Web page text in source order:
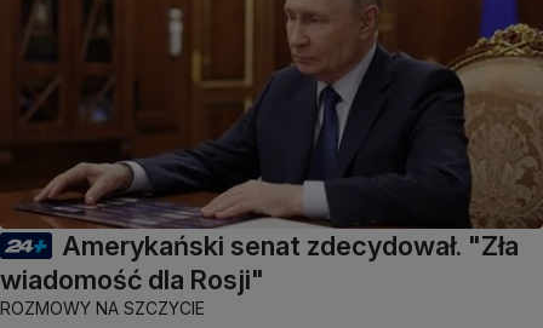
Amerykański senat zdecydował. "Zła
wiadomość dla Rosji"
ROZMOWY NA SZCZYCIE